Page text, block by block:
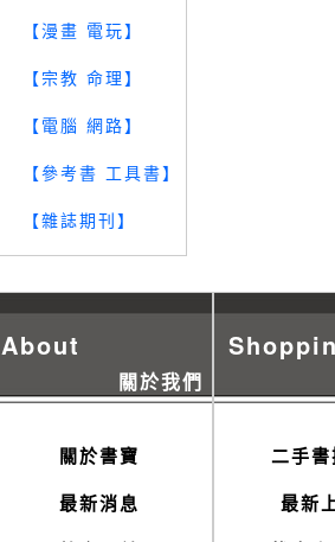
【漫畫 電玩】
【宗教 命理】
【電腦 網路】
【參考書 工具書】
【雜誌期刊】
About
關於我們
關於書寶
最新消息
二手
最新